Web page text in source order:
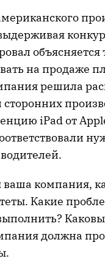
на продаже
решила
iPad от
ваша компания,
Какие
должна